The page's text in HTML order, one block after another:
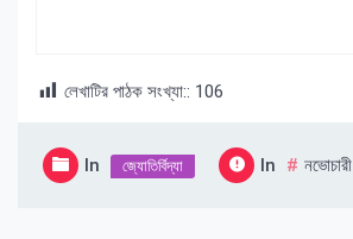
লেখাটির পাঠক সংখ্যা:: 106
In জ্যোতির্বিদ্যা In নভোচারী